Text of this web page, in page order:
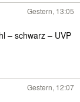
Gestern, 13:05
– schwarz – UVP
Gestern, 12:07